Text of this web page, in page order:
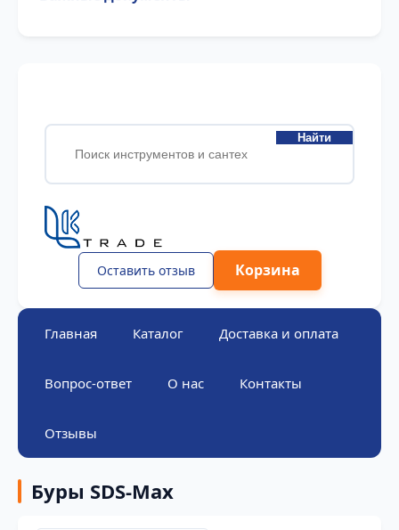
Найти
Оставить отзыв Корзина
Главная Каталог Доставка и оплата
Вопрос-ответ О нас Контакты
Отзывы
Буры SDS-Max